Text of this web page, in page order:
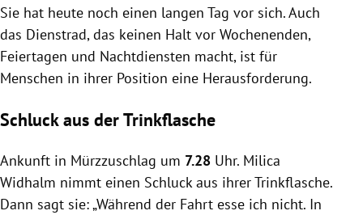
Sie hat heute noch einen langen Tag vor sich. Auch
das Dienstrad, das keinen Halt vor Wochenenden,
Feiertagen und Nachtdiensten macht, ist für
Menschen in ihrer Position eine Herausforderung.
Schluck aus der Trinkflasche
Ankunft in Mürzzuschlag um 7.28 Uhr. Milica
Widhalm nimmt einen Schluck aus ihrer Trinkflasche.
Dann sagt sie: „Während der Fahrt esse ich nicht. In